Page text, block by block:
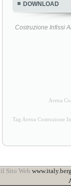
DOWNLOAD
Costruzione Infissi
Arena
Tag Arena Costruzione
il Sito Web